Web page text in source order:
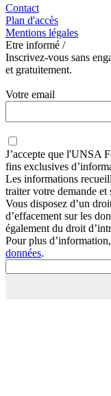
Contact
Plan d'accès
Mentions légales
Etre informé /
Inscrivez-vous sans
et gratuitement.
Votre email
J’accepte que l'UNSA
fins exclusives
Les informations
traiter votre demande et
Vous disposez d’un
d’effacement sur les
également du droit
Pour plus
données.